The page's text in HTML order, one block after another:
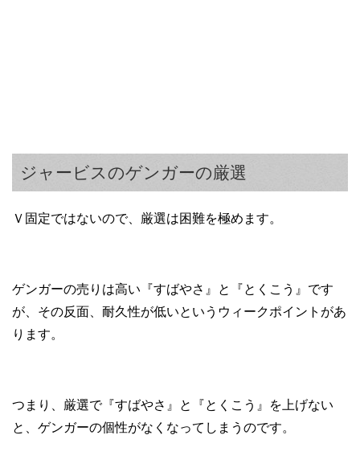
ジャービスのゲンガーの厳選
Ｖ固定ではないので、厳選は困難を極めます。
ゲンガーの売りは高い『すばやさ』と『とくこう』です
が、その反面、耐久性が低いというウィークポイントがあ
ります。
つまり、厳選で『すばやさ』と『とくこう』を上げない
と、ゲンガーの個性がなくなってしまうのです。